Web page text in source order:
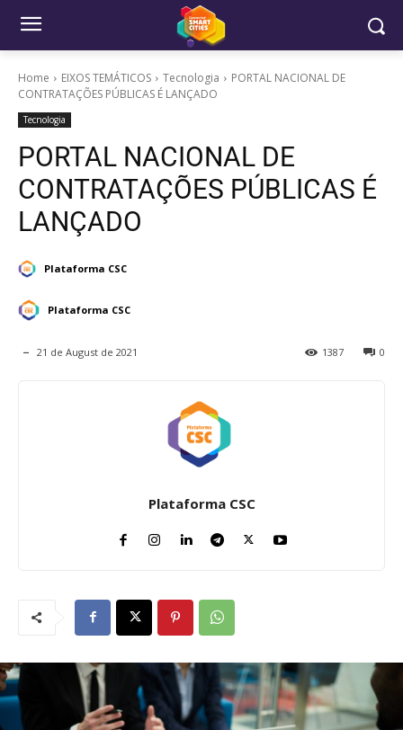
Home EIXOS TEMÁTICOS Tecnologia
PORTAL NACIONAL DE
CONTRATAÇÕES PÚBLICAS É LANÇADO
Tecnologia
PORTAL NACIONAL DE
CONTRATAÇÕES PÚBLICAS É
LANÇADO
Plataforma CSC
Plataforma CSC
21 de August de 2021 0
1387
Plataforma CSC